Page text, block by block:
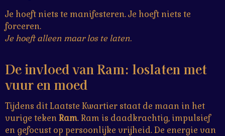
Je hoeft niets te manifesteren. Je hoeft niets te
forceren.
Je hoeft alleen maar los te laten.
De invloed van Ram: loslaten met
vuur en moed
Tijdens dit Laatste Kwartier staat de maan in het
vurige tekenRam. Ram is daadkrachtig, impulsief
en gefocust op persoonlijke vrijheid. De energie van